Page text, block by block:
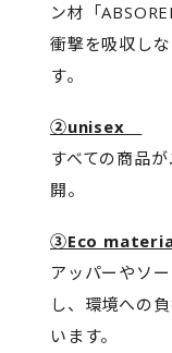
ン材「
衝撃を吸収し
す。
②unisex
すべての商品
開。
③Eco
アッパーやソ
し、環境への
います。